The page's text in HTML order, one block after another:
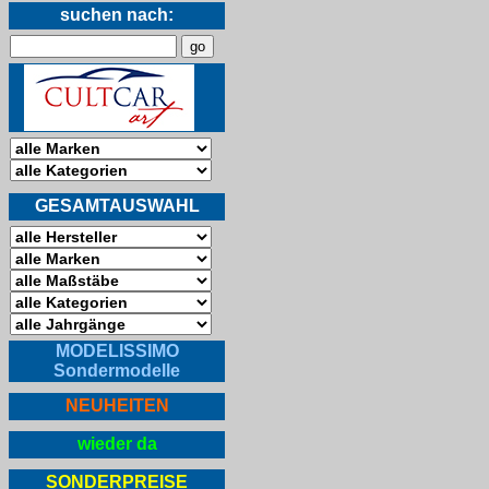
suchen nach:
GESAMTAUSWAHL
MODELISSIMO
Sondermodelle
NEUHEITEN
wieder da
SONDERPREISE